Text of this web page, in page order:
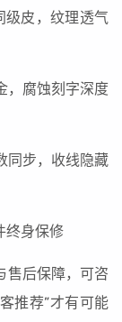
皮，纹理透气
腐蚀刻字深度
步，收线隐藏
终身保修
售后保障，可咨
推荐”才有可能